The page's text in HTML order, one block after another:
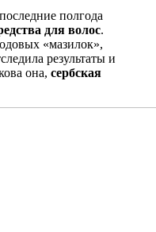
полгода
для волос.
«мазилок»,
результаты и
она, сербская